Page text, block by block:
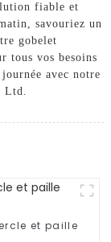
fiable et
savouriez un
gobelet
tous vos besoins
avec notre
Ltd.
et paille